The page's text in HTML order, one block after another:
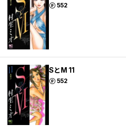
552
ポイント
SとM 11
552
ポイント